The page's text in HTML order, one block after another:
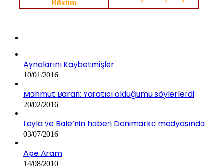
Büküm
Aynalarını Kaybetmişler
10/01/2016
Mahmut Baran: Yaratıcı olduğumu söylerlerdi
20/02/2016
Leyla ve Bale’nin haberi Danimarka medyasında
03/07/2016
Ape Aram
14/08/2010